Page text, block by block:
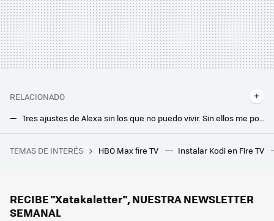
RELACIONADO
Tres ajustes de Alexa sin los que no puedo vivir. Sin ellos me ponía de los nervios
Sony quiere convertir nuestros salones en un cine este 2024: estrena nueva marca de audio y barras de sonido con lo último en tecnología
El traje del Joker de Joaquin Phoenix esconde un maravilloso secreto: un homenaje a la mejor versión de todos los tiempos con Heath Ledger
TEMAS DE INTERÉS HBO Max fire TV Instalar Kodi en Fire TV
RECIBE "Xatakaletter", NUESTRA NEWSLETTER
SEMANAL